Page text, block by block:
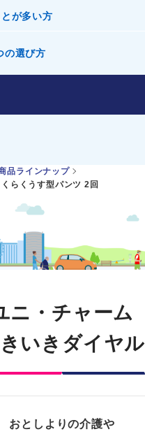
が多い方
の選び方
品ラインナップ
らくうす型パンツ 2回
ニ・チャーム
いきダイヤル
おとしよりの介護や